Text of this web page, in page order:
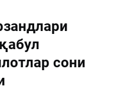
сони